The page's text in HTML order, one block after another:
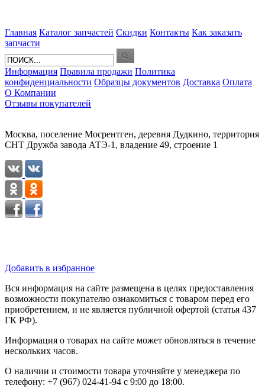
Главная Каталог запчастей Скидки Контакты Как заказать
запчасти
Информация Правила продажи Политика
конфиденциальности Образцы документов Доставка Оплата
О Компании
Отзывы покупателей
Москва, поселение Мосрентген, деревня Дудкино, территория
СНТ Дружба завода АТЭ-1, владение 49, строение 1
Добавить в избранное
Вся информация на сайте размещена в целях предоставления
возможности покупателю ознакомиться с товаром перед его
приобретением, и не является публичной офертой (статья 437
ГК РФ).
Информация о товарах на сайте может обновляться в течение
нескольких часов.
О наличии и стоимости товара уточняйте у менеджера по
телефону: +7 (967) 024-41-94 с 9:00 до 18:00.